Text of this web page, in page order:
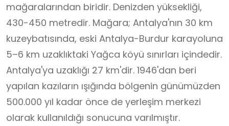
mağaralarından biridir. Denizden yüksekliği,
430-450 metredir. Mağara; Antalya'nın 30 km
kuzeybatısında, eski Antalya-Burdur karayoluna
5–6 km uzaklıktaki Yağca köyü sınırları içindedir.
Antalya'ya uzaklığı 27 km'dir. 1946'dan beri
yapılan kazıların ışığında bölgenin günümüzden
500.000 yıl kadar önce de yerleşim merkezi
olarak kullanıldığı sonucuna varılmıştır.